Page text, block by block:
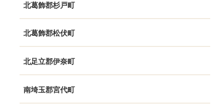
北葛飾郡杉戸町
北葛飾郡松伏町
北足立郡伊奈町
南埼玉郡宮代町